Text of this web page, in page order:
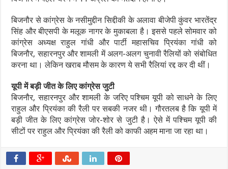
बिजनौर से कांग्रेस के नसीमुद्दीन सिद्दीकी के अलावा बीजेपी कुंवर भारतेंद्र
सिंह और बीएसपी के मलूक नागर के मुकाबला है। इससे पहले सोमवार को
कांग्रेस अध्यक्ष राहुल गांधी और पार्टी महासचिव प्रियंका गांधी को
बिजनौर, सहारनपुर और शामली में अलग-अलग चुनावी रैलियों को संबोधित
करना था। लेकिन खराब मौसम के कारण ये सभी रैलियां रद्द कर दी थीं।
यूपी में बड़ी जीत के लिए कांग्रेस जुटी
बिजनौर, सहारनपुर और शामली के जरिए पश्चिम यूपी को साधने के लिए
राहुल और प्रियंका की रैली पर सबकी नजर थी। गौरतलब है कि यूपी में
बड़ी जीत के लिए कांग्रेस जोर-शोर से जुटी है। ऐसे में पश्चिम यूपी की
सीटों पर राहुल और प्रियंका की रैली को काफी अहम माना जा रहा था।